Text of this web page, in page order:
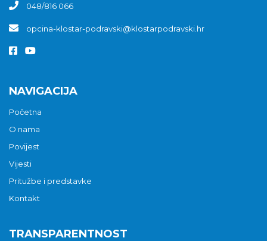
048/816 066
opcina-klostar-podravski@klostarpodravski.hr
NAVIGACIJA
Početna
O nama
Povijest
Vijesti
Pritužbe i predstavke
Kontakt
TRANSPARENTNOST